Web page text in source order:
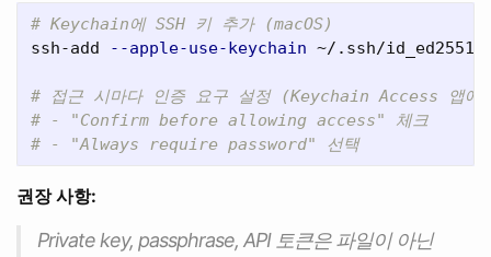
# Keychain에 SSH 키 추가 (macOS)
ssh-add
--apple-use-keychain ~/.ssh/id_ed25519
# 접근 시마다 인증 요구 설정 (Keychain Access 앱에
# - "Confirm before allowing access" 체크
# - "Always require password" 선택
권장 사항:
Private key, passphrase, API 토큰은 파일이 아닌